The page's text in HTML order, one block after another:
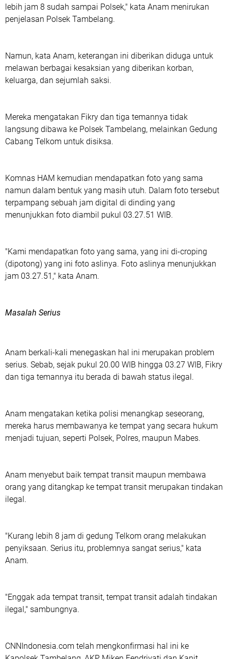
lebih jam 8 sudah sampai Polsek," kata Anam menirukan
penjelasan Polsek Tambelang.
Namun, kata Anam, keterangan ini diberikan diduga untuk
melawan berbagai kesaksian yang diberikan korban,
keluarga, dan sejumlah saksi.
Mereka mengatakan Fikry dan tiga temannya tidak
langsung dibawa ke Polsek Tambelang, melainkan Gedung
Cabang Telkom untuk disiksa.
Komnas HAM kemudian mendapatkan foto yang sama
namun dalam bentuk yang masih utuh. Dalam foto tersebut
terpampang sebuah jam digital di dinding yang
menunjukkan foto diambil pukul 03.27.51 WIB.
"Kami mendapatkan foto yang sama, yang ini di-croping
(dipotong) yang ini foto aslinya. Foto aslinya menunjukkan
jam 03.27.51," kata Anam.
Masalah Serius
Anam berkali-kali menegaskan hal ini merupakan problem
serius. Sebab, sejak pukul 20.00 WIB hingga 03.27 WIB, Fikry
dan tiga temannya itu berada di bawah status ilegal.
Anam mengatakan ketika polisi menangkap seseorang,
mereka harus membawanya ke tempat yang secara hukum
menjadi tujuan, seperti Polsek, Polres, maupun Mabes.
Anam menyebut baik tempat transit maupun membawa
orang yang ditangkap ke tempat transit merupakan tindakan
ilegal.
"Kurang lebih 8 jam di gedung Telkom orang melakukan
penyiksaan. Serius itu, problemnya sangat serius," kata
Anam.
"Enggak ada tempat transit, tempat transit adalah tindakan
ilegal," sambungnya.
CNNIndonesia.com telah mengkonfirmasi hal ini ke